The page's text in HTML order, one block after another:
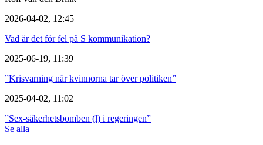
2026-04-02, 12:45
Vad är det för fel på S kommunikation?
2025-06-19, 11:39
”Krisvarning när kvinnorna tar över politiken”
2025-04-02, 11:02
”Sex-säkerhetsbomben (l) i regeringen”
Se alla